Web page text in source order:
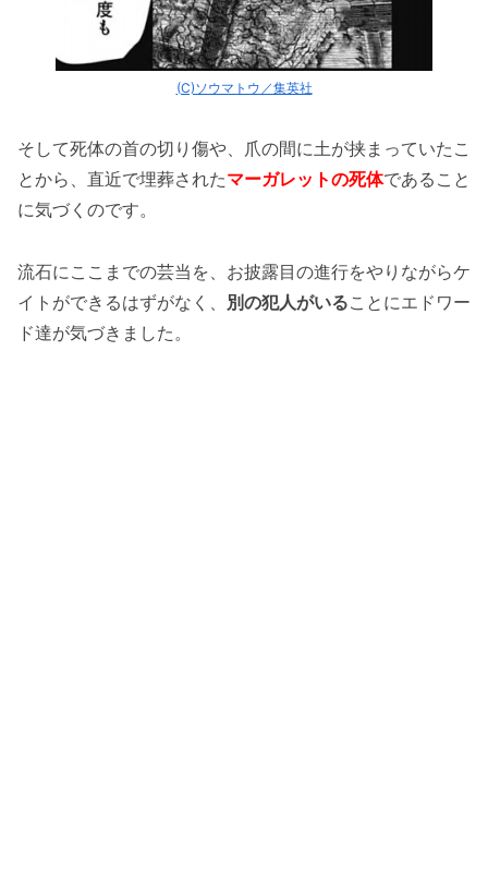
(C)ソウマトウ／集英社
そして死体の首の切り傷や、爪の間に土が挟まっていたこ
とから、直近で埋葬されたマーガレットの死体であること
に気づくのです。
流石にここまでの芸当を、お披露目の進行をやりながらケ
イトができるはずがなく、 別の犯人がいることにエドワー
ド達が気づきました。